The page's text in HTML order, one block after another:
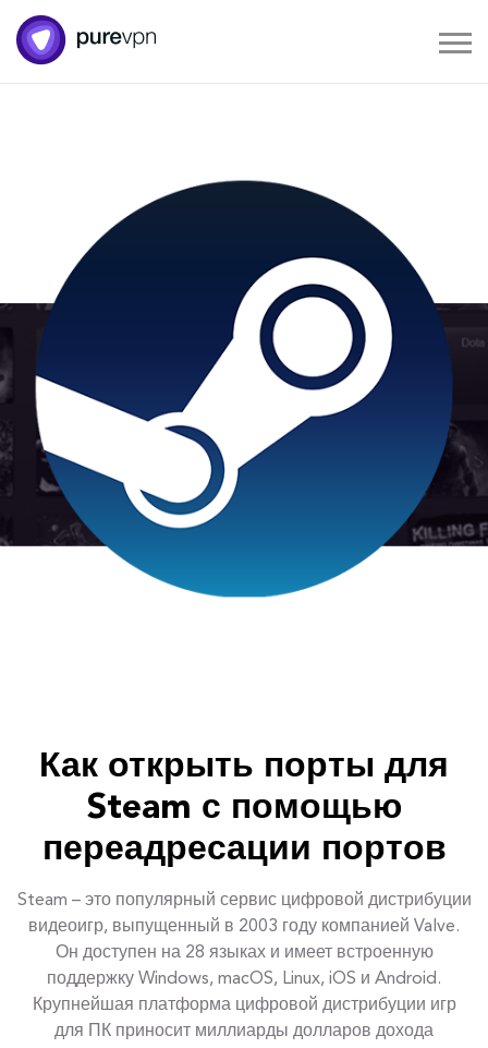
Как открыть порты для
Steam с помощью
переадресации портов
Steam – это популярный сервис цифровой дистрибуции
видеоигр, выпущенный в 2003 году компанией Valve.
Он доступен на 28 языках и имеет встроенную
поддержку Windows, macOS, Linux, iOS и Android.
Крупнейшая платформа цифровой дистрибуции игр
для ПК приносит миллиарды долларов дохода